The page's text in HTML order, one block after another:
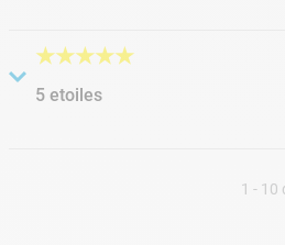
Produit conforme à la description.
★★★★★
5 etoiles
1 - 10